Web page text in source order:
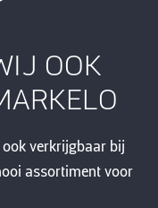
OOK
verkrijgbaar bij
assortiment voor